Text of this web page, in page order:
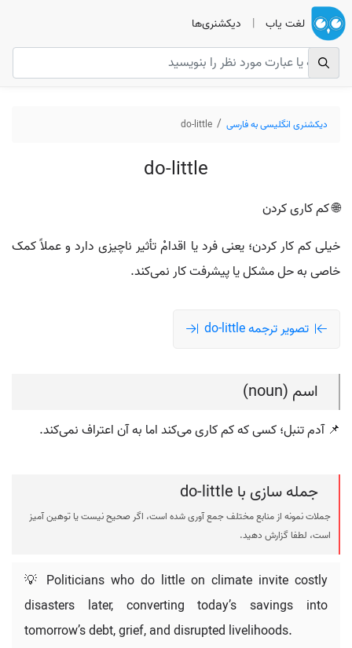
لغت یاب | دیکشنری‌ها
دیکشنری انگلیسی به فارسی do-little
do-little
🌐 کم کاری کردن
خیلی کم کار کردن؛ یعنی فرد یا اقدامْ تأثیر ناچیزی دارد و عملاً کمک
خاصی به حل مشکل یا پیشرفت کار نمی‌کند.
تصویر ترجمه do-little
اسم (noun)
📌 آدم تنبل؛ کسی که کم کاری می‌کند اما به آن اعتراف نمی‌کند.
جمله سازی با do-little
جملات نمونه از منابع مختلف جمع آوری شده است، اگر صحیح نیست یا توهین آمیز
است، لطفا گزارش دهید.
💡 Politicians who do little on climate invite costly
disasters later, converting today’s savings into
tomorrow’s debt, grief, and disrupted livelihoods.